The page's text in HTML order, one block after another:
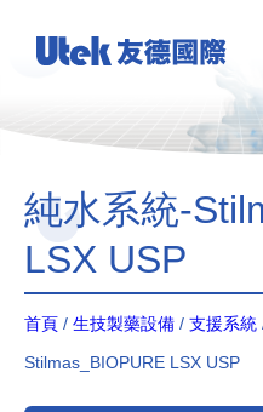
純水系統-
LSX USP
首頁 / 生技製藥設備 / 支援系統
Stilmas_BIOPURE LSX USP